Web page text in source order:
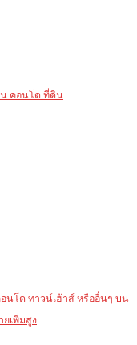
น คอนโด ที่ดิน
โด ทาวน์เฮ้าส์ หรืออื่นๆ บน
ยเพิ่มสูง